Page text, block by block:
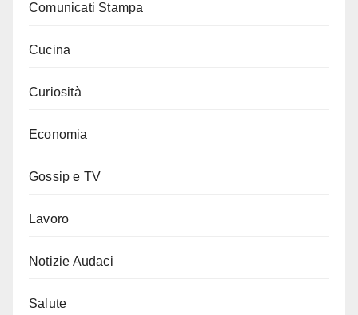
Comunicati Stampa
Cucina
Curiosità
Economia
Gossip e TV
Lavoro
Notizie Audaci
Salute